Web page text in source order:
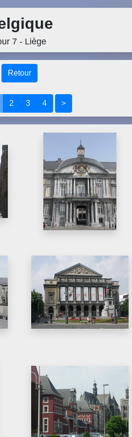
7 - Liège
Retour
2 3 4 >